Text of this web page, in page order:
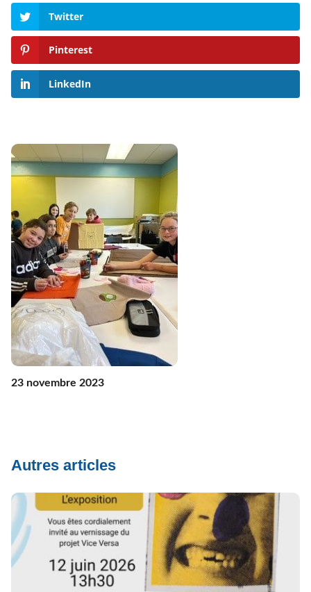
Twitter
Pinterest
LinkedIn
23 novembre 2023
Autres articles